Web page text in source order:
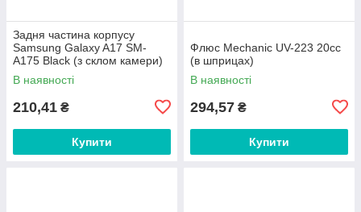
Задня частина корпусу
Samsung Galaxy A17 SM-
A175 Black (з склом камери)
В наявності
210,41 ₴
Купити
Флюс Mechanic UV-223 20сс
(в шприцах)
В наявності
294,57 ₴
Купити